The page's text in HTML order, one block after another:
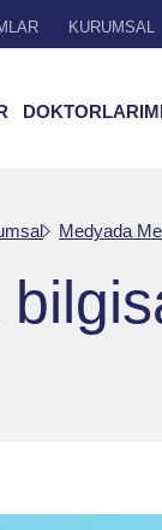
KURUMSAL
Medyada